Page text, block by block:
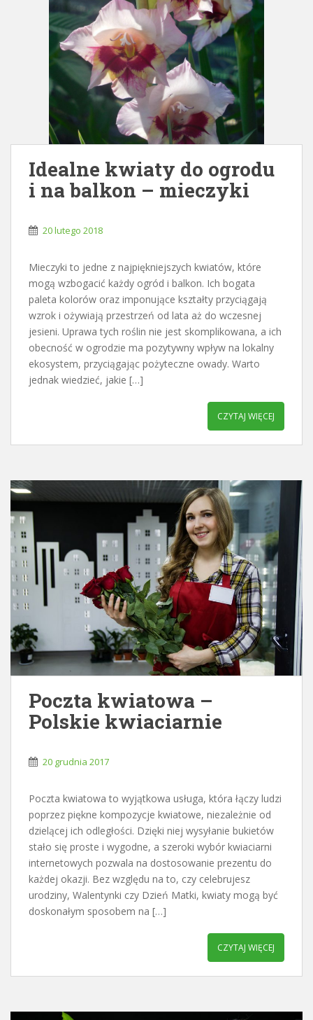
Idealne kwiaty do ogrodu
i na balkon – mieczyki
20 lutego 2018
Mieczyki to jedne z najpiękniejszych kwiatów, które
mogą wzbogacić każdy ogród i balkon. Ich bogata
paleta kolorów oraz imponujące kształty przyciągają
wzrok i ożywiają przestrzeń od lata aż do wczesnej
jesieni. Uprawa tych roślin nie jest skomplikowana, a ich
obecność w ogrodzie ma pozytywny wpływ na lokalny
ekosystem, przyciągając pożyteczne owady. Warto
jednak wiedzieć, jakie […]
CZYTAJ WIĘCEJ
Poczta kwiatowa –
Polskie kwiaciarnie
20 grudnia 2017
Poczta kwiatowa to wyjątkowa usługa, która łączy ludzi
poprzez piękne kompozycje kwiatowe, niezależnie od
dzielącej ich odległości. Dzięki niej wysyłanie bukietów
stało się proste i wygodne, a szeroki wybór kwiaciarni
internetowych pozwala na dostosowanie prezentu do
każdej okazji. Bez względu na to, czy celebrujesz
urodziny, Walentynki czy Dzień Matki, kwiaty mogą być
doskonałym sposobem na […]
CZYTAJ WIĘCEJ